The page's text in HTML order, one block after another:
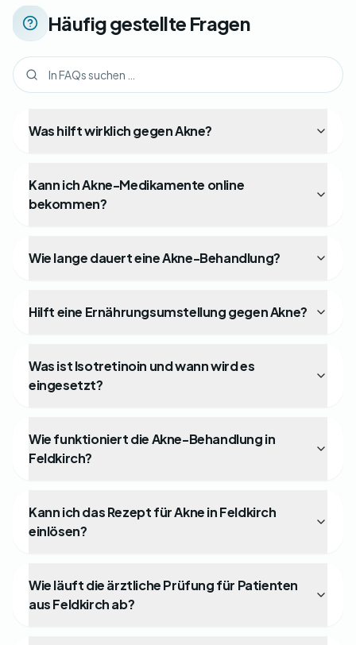
Häufig gestellte Fragen
Was hilft wirklich gegen Akne?
Kann ich Akne-Medikamente online
bekommen?
Wie lange dauert eine Akne-Behandlung?
Hilft eine Ernährungsumstellung gegen Akne?
Was ist Isotretinoin und wann wird es
eingesetzt?
Wie funktioniert die Akne-Behandlung in
Feldkirch?
Kann ich das Rezept für Akne in Feldkirch
einlösen?
Wie läuft die ärztliche Prüfung für Patienten
aus Feldkirch ab?